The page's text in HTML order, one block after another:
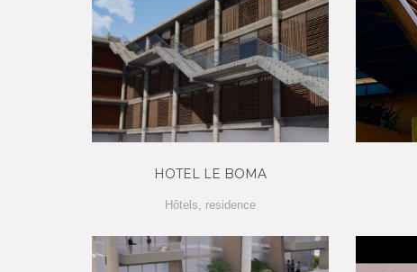
HOTEL LE BOMA
Hôtels, residence